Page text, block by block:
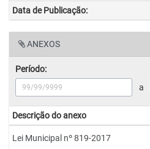
Data de Publicação:
ANEXOS
Período:
a
Descrição do anexo
Lei Municipal nº 819-2017